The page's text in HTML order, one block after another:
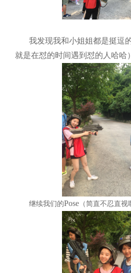
我发现我和小姐姐都是挺逗
就是在怼的时间遇到怼的人哈哈）
继续我们的Pose （简直不忍直视